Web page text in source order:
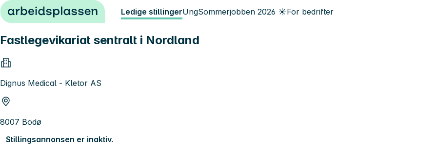
Hopp til innhold Ledige stillingerUngSommerjobben 2026 ☀️For bedrifter
Fastlegevikariat sentralt i Nordland
Dignus Medical - Kletor AS
8007 Bodø
Stillingsannonsen er inaktiv.